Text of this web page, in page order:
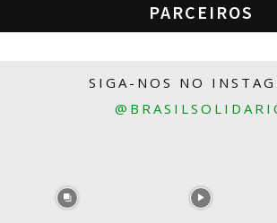
PARCEIROS
SIGA-NOS NO